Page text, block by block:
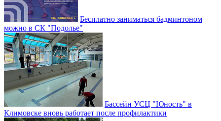
Бесплатно заниматься бадминтоном
можно в СК "Подолье"
Бассейн УСЦ "Юность" в
Климовске вновь работает после профилактики